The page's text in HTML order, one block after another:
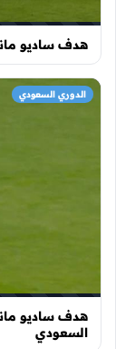
هدف ساديو
هدف ساديو
السعودي
الدوري السعودي